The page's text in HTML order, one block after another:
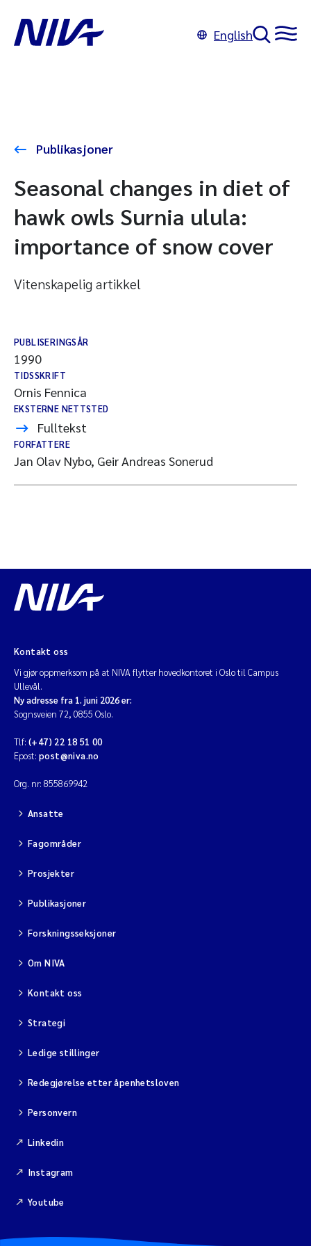
English
Publikasjoner
Seasonal changes in diet of
hawk owls Surnia ulula:
importance of snow cover
Vitenskapelig artikkel
PUBLISERINGSÅR
1990
TIDSSKRIFT
Ornis Fennica
EKSTERNE NETTSTED
Fulltekst
FORFATTERE
Jan Olav Nybo, Geir Andreas Sonerud
Kontakt oss
Vi gjør oppmerksom på at NIVA flytter hovedkontoret i Oslo til Campus
Ullevål.
Ny adresse fra 1. juni 2026 er:
Sognsveien 72, 0855 Oslo.
Tlf: (+47) 22 18 51 00
Epost: post@niva.no
Org. nr: 855869942
Ansatte
Fagområder
Prosjekter
Publikasjoner
Forskningsseksjoner
Om NIVA
Kontakt oss
Strategi
Ledige stillinger
Redegjørelse etter åpenhetsloven
Personvern
Linkedin
Instagram
Youtube